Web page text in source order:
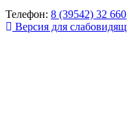
Телефон: 8 (39542) 32 660
Версия для